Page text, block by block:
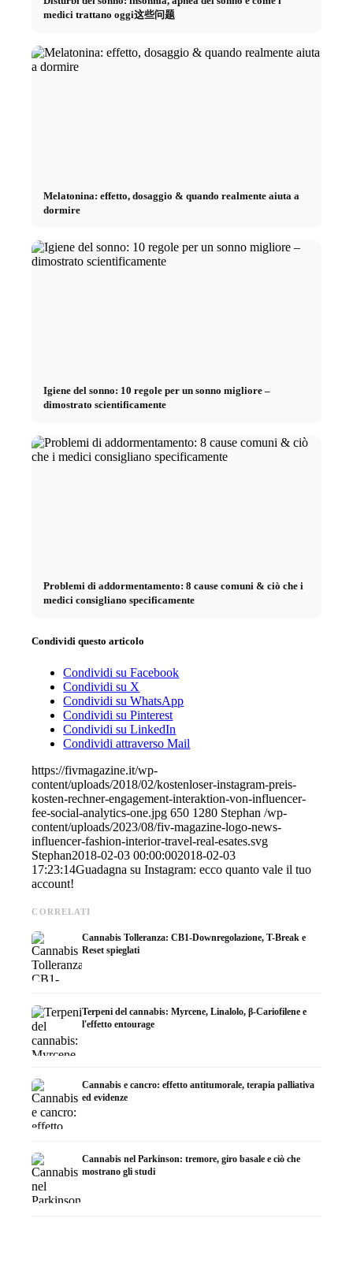
medici trattano oggi这些问题
Melatonina: effetto, dosaggio & quando realmente aiuta a
dormire
Igiene del sonno: 10 regole per un sonno migliore –
dimostrato scientificamente
Problemi di addormentamento: 8 cause comuni & ciò che i
medici consigliano specificamente
Condividi questo articolo
Condividi su Facebook
Condividi su X
Condividi su WhatsApp
Condividi su Pinterest
Condividi su LinkedIn
Condividi attraverso Mail
https://fivmagazine.it/wp-
content/uploads/2018/02/kostenloser-instagram-preis-
kosten-rechner-engagement-interaktion-von-influencer-
fee-social-analytics-one.jpg 650 1280 Stephan /wp-
content/uploads/2023/08/fiv-magazine-logo-news-
influencer-fashion-interior-travel-real-esates.svg
Stephan2018-02-03 00:00:002018-02-03
17:23:14Guadagna su Instagram: ecco quanto vale il tuo
account!
CORRELATI
Cannabis Tolleranza: CB1-Downregolazione, T-Break e
Reset spieglati
Terpeni del cannabis: Myrcene, Linalolo, β-Cariofilene e
l'effetto entourage
Cannabis e cancro: effetto antitumorale, terapia palliativa
ed evidenze
Cannabis nel Parkinson: tremore, giro basale e ciò che
mostrano gli studi